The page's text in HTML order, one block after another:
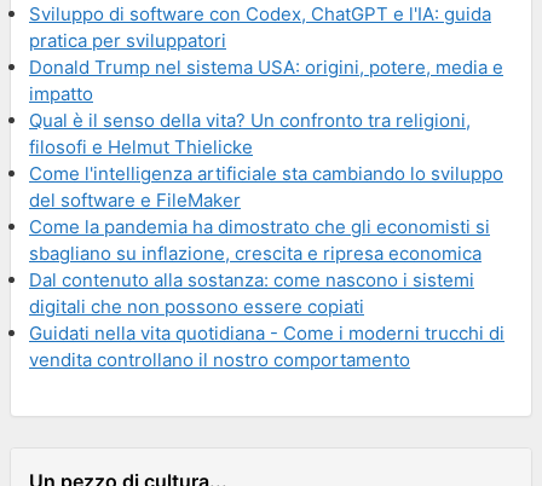
Sviluppo di software con Codex, ChatGPT e l'IA: guida
pratica per sviluppatori
Donald Trump nel sistema USA: origini, potere, media e
impatto
Qual è il senso della vita? Un confronto tra religioni,
filosofi e Helmut Thielicke
Come l'intelligenza artificiale sta cambiando lo sviluppo
del software e FileMaker
Come la pandemia ha dimostrato che gli economisti si
sbagliano su inflazione, crescita e ripresa economica
Dal contenuto alla sostanza: come nascono i sistemi
digitali che non possono essere copiati
Guidati nella vita quotidiana - Come i moderni trucchi di
vendita controllano il nostro comportamento
Un pezzo di cultura...